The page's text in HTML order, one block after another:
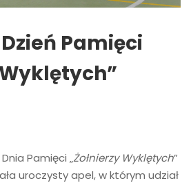
Pamięci
Pamięci „Żołnierzy Wyklętych”
uroczysty apel, w którym udział